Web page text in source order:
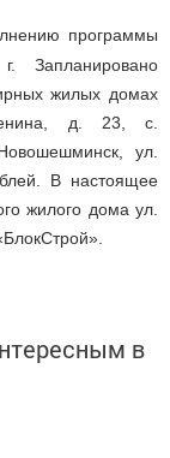
программы
Запланировано
жилых домах
д. 23, с.
ул.
В настоящее
жилого дома ул.
в